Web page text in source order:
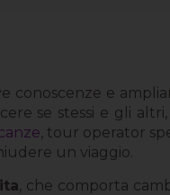
conoscenze e
se stessi e gli
, tour operator
un viaggio.
, che comporta